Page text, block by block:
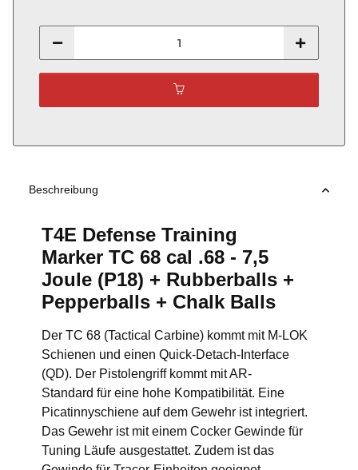
Beschreibung
T4E Defense Training
Marker TC 68 cal .68 - 7,5
Joule (P18) + Rubberballs +
Pepperballs + Chalk Balls
Der TC 68 (Tactical Carbine) kommt mit M-LOK
Schienen und einen Quick-Detach-Interface
(QD). Der Pistolengriff kommt mit AR-
Standard für eine hohe Kompatibilität. Eine
Picatinnyschiene auf dem Gewehr ist integriert.
Das Gewehr ist mit einem Cocker Gewinde für
Tuning Läufe ausgestattet. Zudem ist das